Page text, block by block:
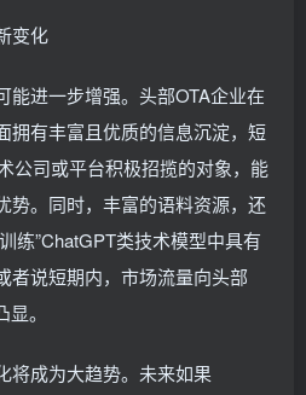
变化
能进一步增强。头部OTA企业在
拥有丰富且优质的信息沉淀，短
公司或平台积极招揽的对象，能
势。同时，丰富的语料资源，还
练”ChatGPT类技术模型中具有
者说短期内，市场流量向头部
。
将成为大趋势。未来如果